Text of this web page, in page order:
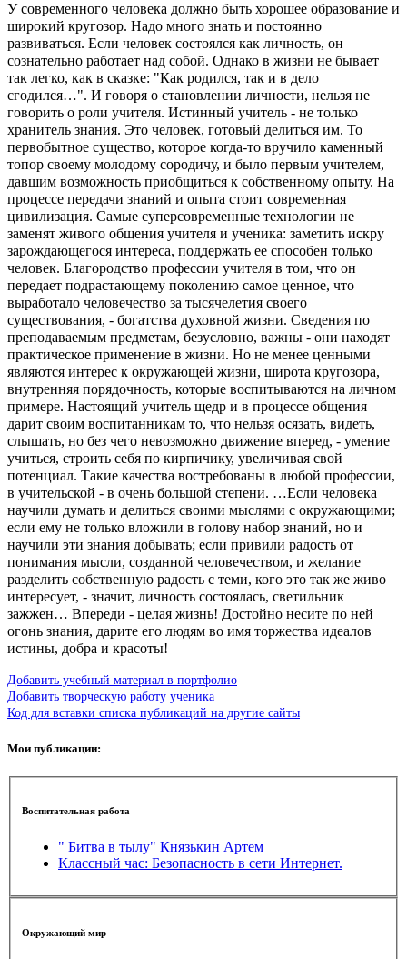
У современного человека должно быть хорошее образование и
широкий кругозор. Надо много знать и постоянно
развиваться. Если человек состоялся как личность, он
сознательно работает над собой. Однако в жизни не бывает
так легко, как в сказке: "Как родился, так и в дело
сгодился…". И говоря о становлении личности, нельзя не
говорить о роли учителя. Истинный учитель - не только
хранитель знания. Это человек, готовый делиться им. То
первобытное существо, которое когда-то вручило каменный
топор своему молодому сородичу, и было первым учителем,
давшим возможность приобщиться к собственному опыту. На
процессе передачи знаний и опыта стоит современная
цивилизация. Самые суперсовременные технологии не
заменят живого общения учителя и ученика: заметить искру
зарождающегося интереса, поддержать ее способен только
человек. Благородство профессии учителя в том, что он
передает подрастающему поколению самое ценное, что
выработало человечество за тысячелетия своего
существования, - богатства духовной жизни. Сведения по
преподаваемым предметам, безусловно, важны - они находят
практическое применение в жизни. Но не менее ценными
являются интерес к окружающей жизни, широта кругозора,
внутренняя порядочность, которые воспитываются на личном
примере. Настоящий учитель щедр и в процессе общения
дарит своим воспитанникам то, что нельзя осязать, видеть,
слышать, но без чего невозможно движение вперед, - умение
учиться, строить себя по кирпичику, увеличивая свой
потенциал. Такие качества востребованы в любой профессии,
в учительской - в очень большой степени. …Если человека
научили думать и делиться своими мыслями с окружающими;
если ему не только вложили в голову набор знаний, но и
научили эти знания добывать; если привили радость от
понимания мысли, созданной человечеством, и желание
разделить собственную радость с теми, кого это так же живо
интересует, - значит, личность состоялась, светильник
зажжен… Впереди - целая жизнь! Достойно несите по ней
огонь знания, дарите его людям во имя торжества идеалов
истины, добра и красоты!
Добавить учебный материал в портфолио
Добавить творческую работу ученика
Код для вставки списка публикаций на другие сайты
Мои публикации:
Воспитательная работа
" Битва в тылу" Князькин Артем
Классный час: Безопасность в сети Интернет.
Окружающий мир